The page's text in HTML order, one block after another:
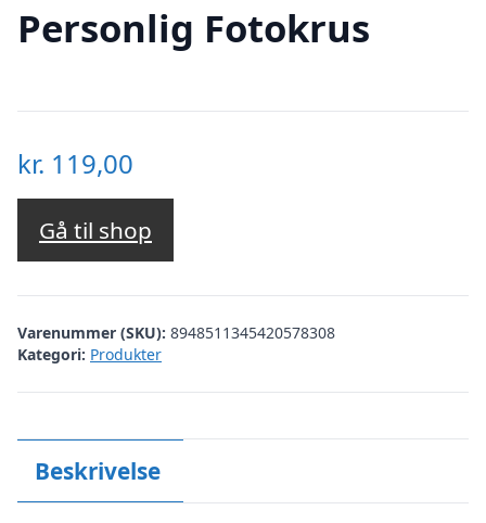
Personlig Fotokrus
kr. 119,00
Gå til shop
Varenummer (SKU): 8948511345420578308
Kategori: Produkter
Beskrivelse